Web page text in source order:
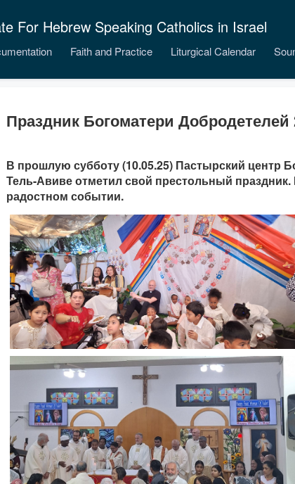
For Hebrew Speaking Catholics in Israel
Faith and Practice Liturgical Calendar
Праздник Богоматери Добродетелей
В прошлую субботу (10.05.25) Пастырский центр
Тель-Авиве отметил свой престольный праздник.
радостном событии.